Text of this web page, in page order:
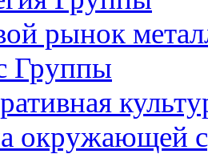
рынок
Группы
окружающей